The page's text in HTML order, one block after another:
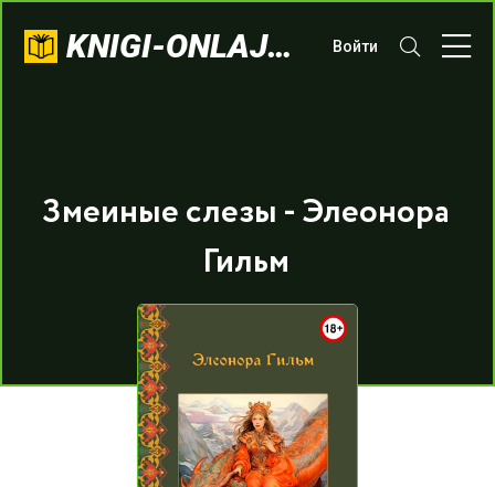
KNIGI-ONLAJN.COM Войти
Змеиные слезы - Элеонора
Гильм